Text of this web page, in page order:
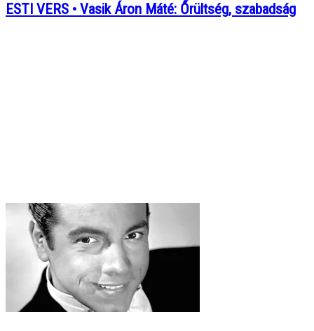
ESTI VERS • Vasik Áron Máté: Őrültség, szabadság